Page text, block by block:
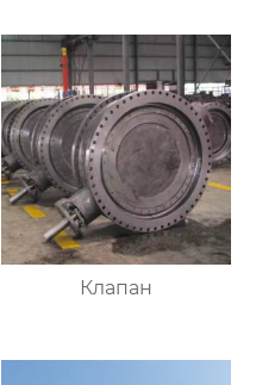
Клапан